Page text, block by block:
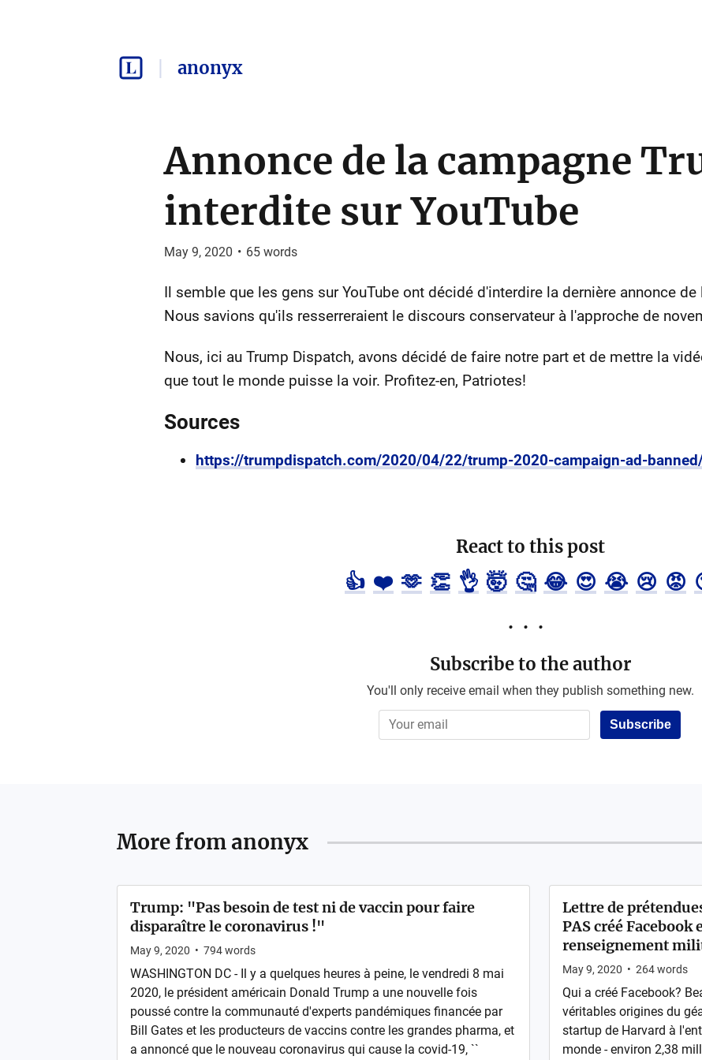
anonyx
Annonce de la campagne
interdite sur YouTube
May 9, 2020 • 65words
Il semble que les gens sur YouTube ont décidé d'interdire la dernière annonce
Nous savions qu'ils resserreraient le discours conservateur à l'approche de
Nous, ici au Trump Dispatch, avons décidé de faire notre part et de mettre la
que tout le monde puisse la voir. Profitez-en, Patriotes!
Sources
https://trumpdispatch.com/2020/04/22/trump-2020-campaign-ad-
React to this post
👍 ❤️ 🫶 👏 👌 🤯 🤔 😂 😍 😭 😢 😡
Subscribe to the author
You'll only receive email when they publish something new.
Subscribe
More from anonyx
Trump: "Pas besoin de test ni de vaccin pour faire
disparaître le coronavirus !"
May 9, 2020 • 794words
WASHINGTON DC - Il y a quelques heures à peine, le vendredi 8 mai
2020, le président américain Donald Trump a une nouvelle fois
poussé contre la communauté d'experts pandémiques financée par
Bill Gates et les producteurs de vaccins contre les grandes pharma, et
a annoncé que le nouveau coronavirus qui cause la covid-19, ``
Lettre de
PAS créé Facebook
renseignement
May 9, 2020 • 264words
Qui a créé Facebook?
véritables origines du
startup de Harvard à
monde - environ 2,38